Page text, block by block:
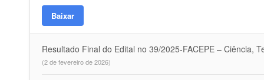
Baixar
Resultado Final do Edital no 39/2025-FACEPE – Ciência,
(2 de fevereiro de 2026)